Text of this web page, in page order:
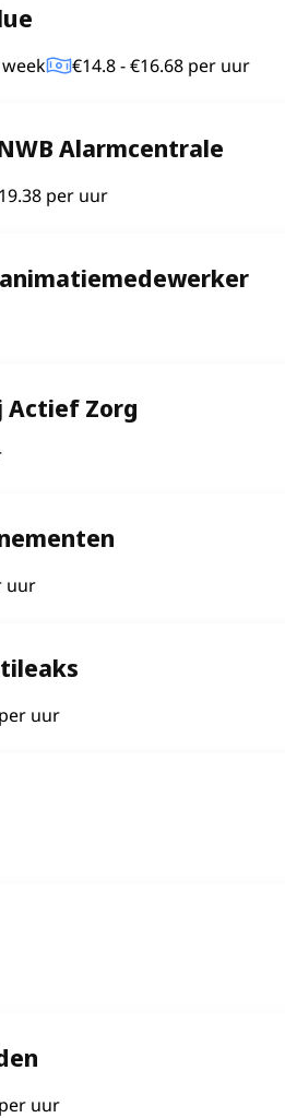
€14.8 - €16.68 per uur
Alarmcentrale
per uur
Actief Zorg
uur
uur
uur